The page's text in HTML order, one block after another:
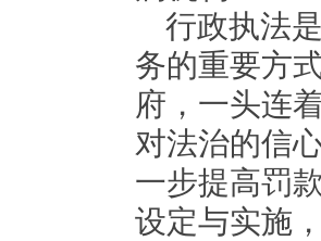
行政执法
务的重要方
府，一头连
对法治的信
一步提高罚
设定与实施